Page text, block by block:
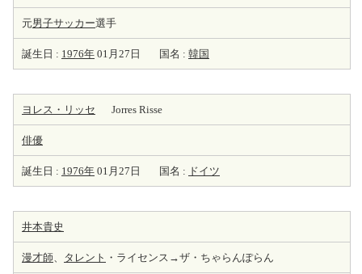
元男子サッカー選手
誕生日 : 1976年 01月27日 国名 : 韓国
ヨレス・リッセ Jorres Risse
俳優
誕生日 : 1976年 01月27日 国名 : ドイツ
井本貴史
漫才師、 タレント ・ライセンス→ザ・ちゃらんぽらん